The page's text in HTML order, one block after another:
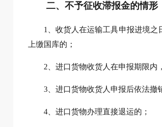
二、不予征收滞报金的情形
1、收货人在运输工具申报进境
上缴国库的；
2、进口货物收货人在申报期限内
3、进口货物收货人申报后依法撤
4、进口货物办理直接退运的；